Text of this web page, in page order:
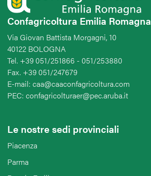
Confagricoltura Emilia Romagna
Via Giovan Battista Morgagni, 10
40122 BOLOGNA
Tel. +39 051/251866 - 051/253880
Fax. +39 051/247679
E-mail: caa@caaconfagricoltura.com
PEC: confagricolturaer@pec.aruba.it
Le nostre sedi provinciali
Piacenza
Parma